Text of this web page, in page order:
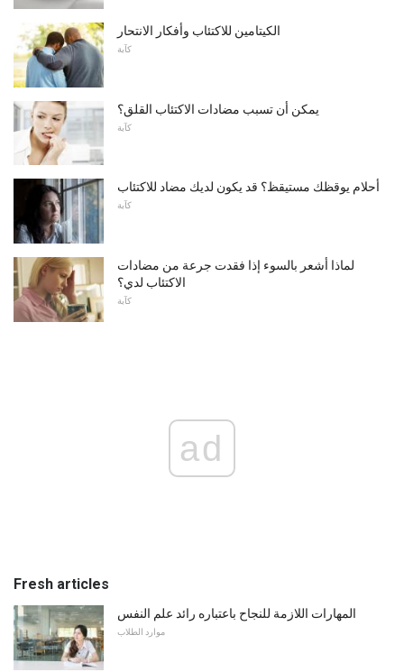
الكيتامين للاكتئاب وأفكار الانتحار
كآبة
يمكن أن تسبب مضادات الاكتئاب القلق؟
كآبة
أحلام يوقظك مستيقظ؟ قد يكون لديك مضاد للاكتئاب
كآبة
لماذا أشعر بالسوء إذا فقدت جرعة من مضادات
الاكتئاب لدي؟
كآبة
ad
Fresh articles
المهارات اللازمة للنجاح باعتباره رائد علم النفس
موارد الطلاب